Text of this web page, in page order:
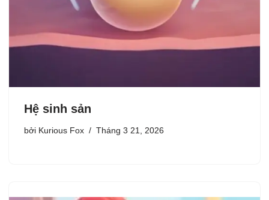
Hệ sinh sản
bởi Kurious Fox Tháng 3 21, 2026